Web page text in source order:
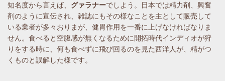
知名度から言えば、 グァラナーでしよう。日本では精力剤、興奮
剤のように宣伝され、雑誌にもその様なことを主として販売して
いる業者が多々おりまが、健胃作用を一番に上げなければなりま
せん。食べると空腹感が無くなるために開拓時代インディオが狩
りをする時に、何も食べずに飛び回るのを見た西洋人が、精がつ
くものと誤解した様です。